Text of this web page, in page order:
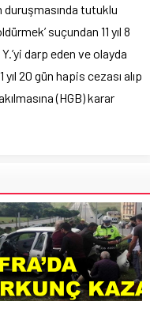
duruşmasında tutuklu
suçundan 11 yıl 8
darp eden ve olayda
20 gün hapis cezası alıp
(HGB) karar